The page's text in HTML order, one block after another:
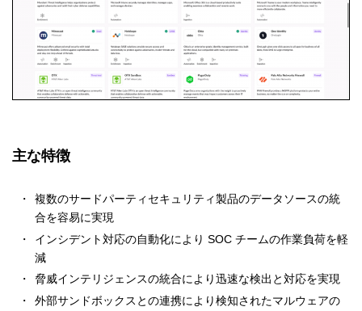
主な特徴
複数のサードパーティセキュリティ製品のデータソースの統
合を容易に実現
インシデント対応の自動化により SOC チームの作業負荷を軽
減
脅威インテリジェンスの統合により迅速な検出と対応を実現
外部サンドボックスとの連携により検知されたマルウェアの